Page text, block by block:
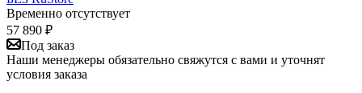
Временно отсутствует
57 890 ₽
Под заказ
Наши менеджеры обязательно свяжутся с вами и уточнят
условия заказа